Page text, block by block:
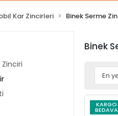
Kar Zincirleri Binek Serme
Zinciri
Binek
KARGO
BEDAVA